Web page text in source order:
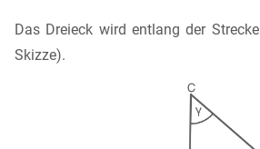
Das Dreieck wird entlang der Strecke
Skizze).